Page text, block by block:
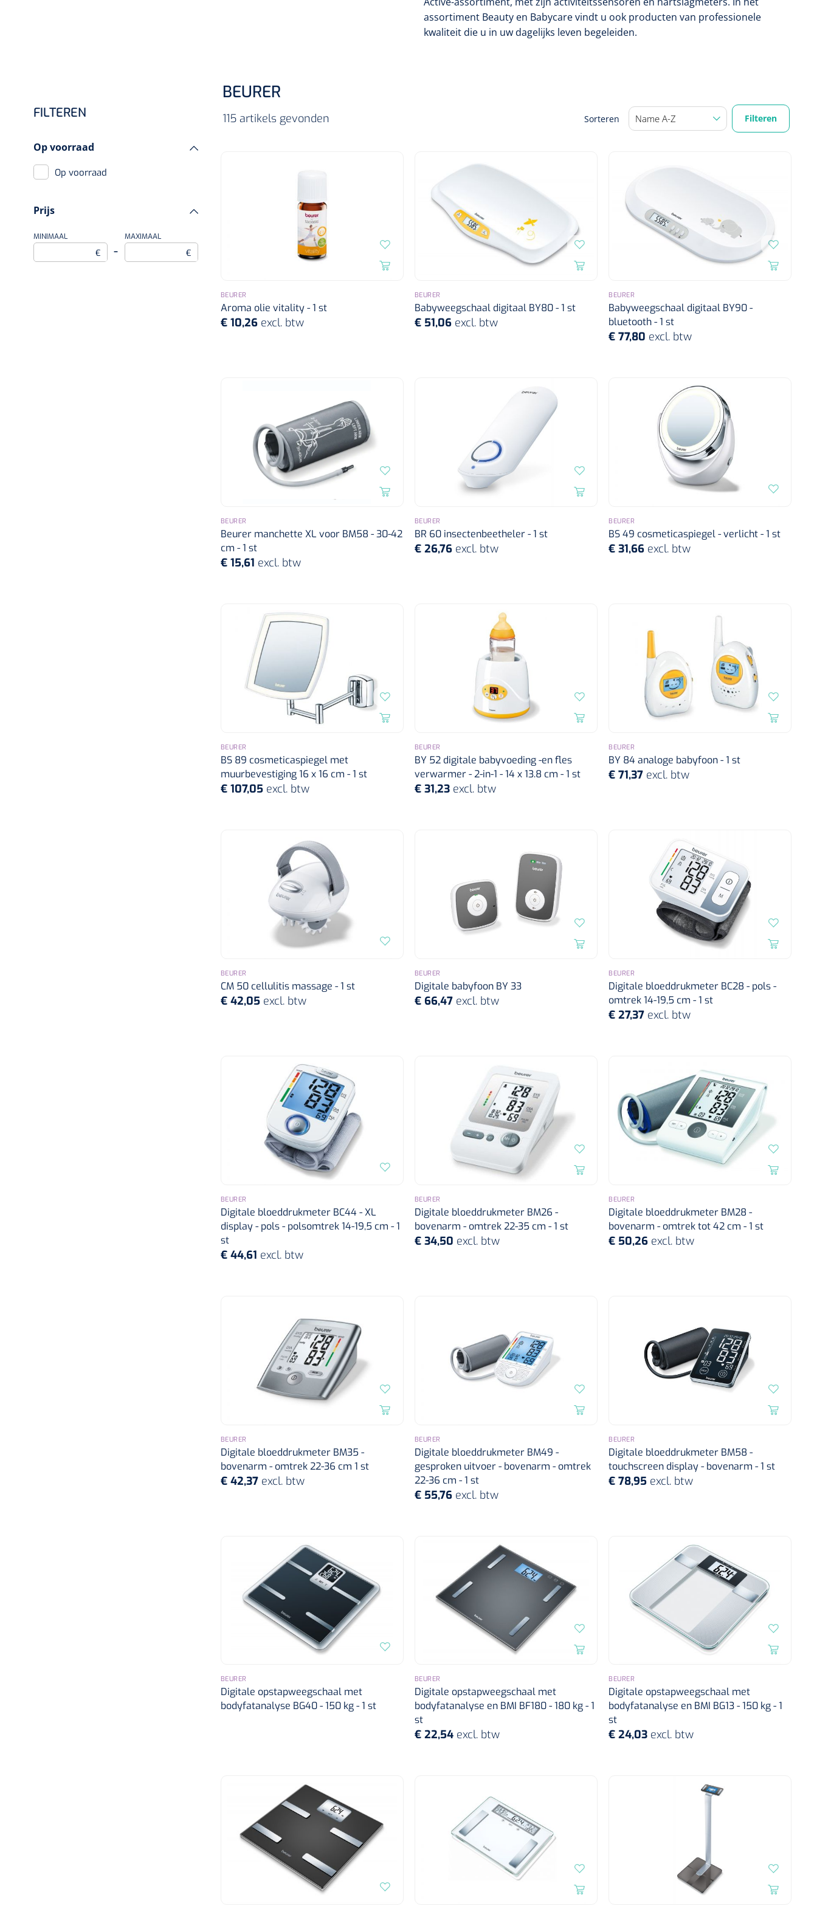
Wondzorg
assortiment Beauty en Babycare vindt u ook producten van professionele
kwaliteit die u in uw dagelijks leven begeleiden.
FILTEREN
Op voorraad
Op voorraad
Prijs
MINIMAAL
€ –
MAXIMAAL
€
BEURER
115 artikels gevonden Sorteren Filteren
BEURER
Aroma olie vitality - 1 st
€ 10,26 excl. btw
BEURER
Babyweegschaal digitaal BY80 - 1 st
€ 51,06 excl. btw
BEURER
Babyweegschaal digitaal BY90 -
bluetooth - 1 st
€ 77,80 excl. btw
BEURER
Beurer manchette XL voor BM58 - 30-42
cm - 1 st
€ 15,61 excl. btw
BEURER
BR 60 insectenbeetheler - 1 st
€ 26,76 excl. btw
BEURER
BS 49 cosmeticaspiegel - verlicht - 1 st
€ 31,66 excl. btw
BEURER
BS 89 cosmeticaspiegel met
muurbevestiging 16 x 16 cm - 1 st
€ 107,05 excl. btw
BEURER
BY 52 digitale babyvoeding -en fles
verwarmer - 2-in-1 - 14 x 13.8 cm - 1 st
€ 31,23 excl. btw
BEURER
BY 84 analoge babyfoon - 1 st
€ 71,37 excl. btw
BEURER
CM 50 cellulitis massage - 1 st
€ 42,05 excl. btw
BEURER
Digitale babyfoon BY 33
€ 66,47 excl. btw
BEURER
Digitale bloeddrukmeter BC28 - pols -
omtrek 14-19,5 cm - 1 st
€ 27,37 excl. btw
BEURER
Digitale bloeddrukmeter BC44 - XL
display - pols - polsomtrek 14-19,5 cm - 1
st
€ 44,61 excl. btw
BEURER
Digitale bloeddrukmeter BM26 -
bovenarm - omtrek 22-35 cm - 1 st
€ 34,50 excl. btw
BEURER
Digitale bloeddrukmeter BM28 -
bovenarm - omtrek tot 42 cm - 1 st
€ 50,26 excl. btw
BEURER
Digitale bloeddrukmeter BM35 -
bovenarm - omtrek 22-36 cm 1 st
€ 42,37 excl. btw
BEURER
Digitale bloeddrukmeter BM49 -
gesproken uitvoer - bovenarm - omtrek
22-36 cm - 1 st
€ 55,76 excl. btw
BEURER
Digitale bloeddrukmeter BM58 -
touchscreen display - bovenarm - 1 st
€ 78,95 excl. btw
BEURER
Digitale opstapweegschaal met
bodyfatanalyse BG40 - 150 kg - 1 st
BEURER
Digitale opstapweegschaal met
bodyfatanalyse en BMI BF180 - 180 kg - 1
st
€ 22,54 excl. btw
BEURER
Digitale opstapweegschaal met
bodyfatanalyse en BMI BG13 - 150 kg - 1
st
€ 24,03 excl. btw